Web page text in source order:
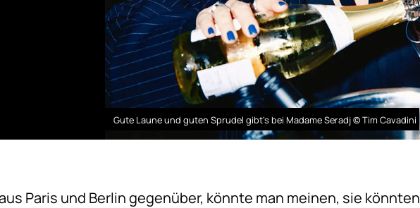
Gute Laune und guten Sprudel gibt's bei Madame Seradj © Tim Cavadini
Paris und Berlin gegenüber, könnte man meinen, sie könnten